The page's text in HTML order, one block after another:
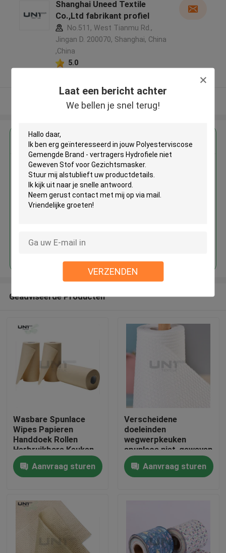
Laat een bericht achter
We bellen je snel terug!
VERZENDEN
Producten
Shanghai Uneed Textile
Co.,Ltd fabrikant profiel
No.511, West Tianmu Rd.,
Jingan D. 200070, Shanghai, China
,China
5.0
Bekijk meer
Krijg de beste prijs voor
Polyesterviscose Gemengde
Brand - vertragers Hydrofiele
niet Geweven Stof voor
Gezichtsmasker
Doorgaan
Geadviseerde Producten
Wasbare Spunlace
Wipes Papieren
Handdoek Rollen
Herbruikbare Keuken
Reinigingsdoeken
130gmAanvraag sturen
Verscheidene
doeleinden
wegwerpkeuken
spunlace niet-geweven
stof printpatroon
papieren handdoek
Aanvraag sturen